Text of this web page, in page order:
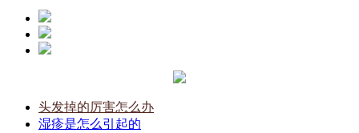
头发掉的厉害怎么办
湿疹是怎么引起的